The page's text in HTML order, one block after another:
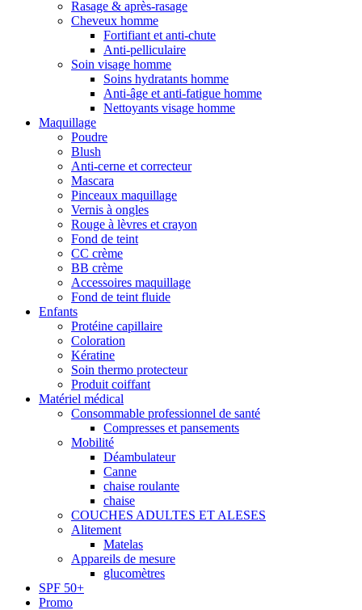
Rasage & après-rasage
Cheveux homme
Fortifiant et anti-chute
Anti-pelliculaire
Soin visage homme
Soins hydratants homme
Anti-âge et anti-fatigue homme
Nettoyants visage homme
Maquillage
Poudre
Blush
Anti-cerne et correcteur
Mascara
Pinceaux maquillage
Vernis à ongles
Rouge à lèvres et crayon
Fond de teint
CC crème
BB crème
Accessoires maquillage
Fond de teint fluide
Enfants
Protéine capillaire
Coloration
Kératine
Soin thermo protecteur
Produit coiffant
Matériel médical
Consommable professionnel de santé
Compresses et pansements
Mobilité
Déambulateur
Canne
chaise roulante
chaise
COUCHES ADULTES ET ALESES
Alitement
Matelas
Appareils de mesure
glucomètres
SPF 50+
Promo